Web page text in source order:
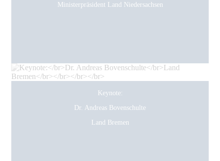
Ministerpräsident Land Niedersachsen
Keynote:
Dr. Andreas Bovenschulte
Land Bremen